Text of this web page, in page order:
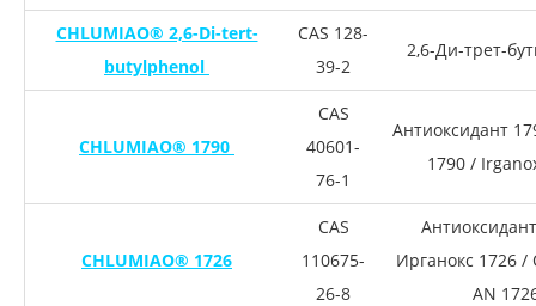
CHLUMIAO® 2,6-Di-tert-
butylphenol
CAS 128-
39-2
2,6-Ди-трет-
CHLUMIAO® 1790
CAS
40601-
76-1
Антиоксидант
1790 /
CHLUMIAO® 1726
CAS
110675-
26-8
Ирганокс 1726
AN